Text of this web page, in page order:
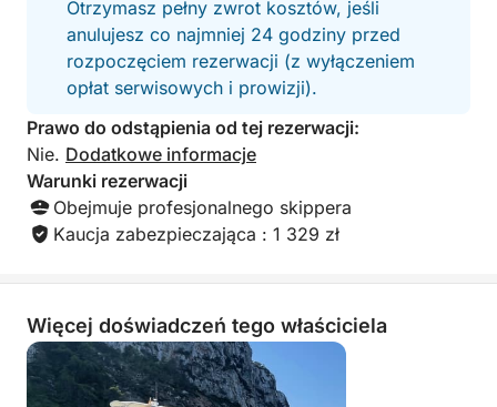
MAKSYMALNA LICZBA OSÓB NA POKŁADZIE: 12
(10 gości + kapitan i marynarz).
Oferujemy rejsy 8-, 4- lub 2-godzinne (zachód
słońca)!!!
Nasz plan podróży:
1. S'Arenal – Cala de Reina – Cala Vela – Es Rocal
(rezerwat rybny). Koszt paliwa = 400 euro.
2. S'Arenal – Katedra Palma – Casa del Rey –
Koszt paliwa = 600 euro.
Lub wymarzony plan podróży łączący te 2 opcje:
Otrzymasz pełny zwrot kosztów, jeśli
anulujesz co najmniej 24 godziny przed
rozpoczęciem rezerwacji (z wyłączeniem
opłat serwisowych i prowizji).
Prawo do odstąpienia od tej rezerwacji:
Nie. Dodatkowe informacje
Warunki rezerwacji
Obejmuje profesjonalnego skippera
Kaucja zabezpieczająca : 1 329 zł
Więcej doświadczeń tego właściciela